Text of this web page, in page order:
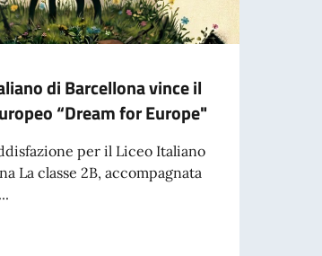
di Barcellona vince il
“Dream for Europe"
per il Liceo Italiano
La classe 2B, accompagnata